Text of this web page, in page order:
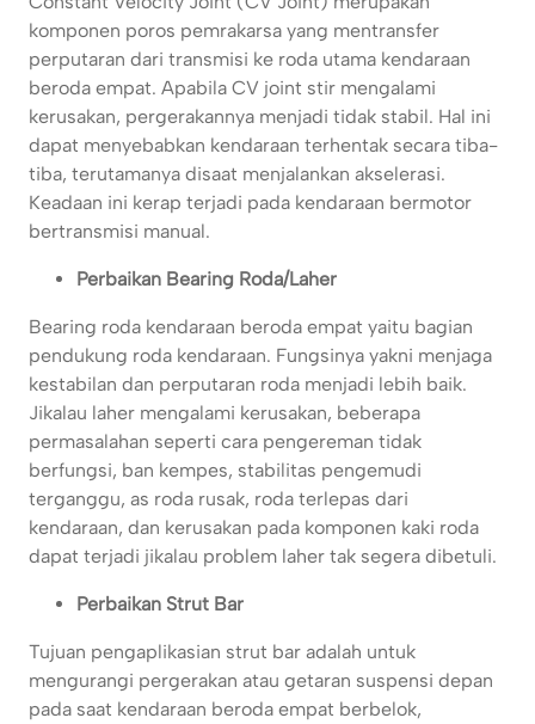
komponen poros pemrakarsa yang mentransfer
perputaran dari transmisi ke roda utama kendaraan
beroda empat. Apabila CV joint stir mengalami
kerusakan, pergerakannya menjadi tidak stabil. Hal ini
dapat menyebabkan kendaraan terhentak secara tiba-
tiba, terutamanya disaat menjalankan akselerasi.
Keadaan ini kerap terjadi pada kendaraan bermotor
bertransmisi manual.
Perbaikan Bearing Roda/Laher
Bearing roda kendaraan beroda empat yaitu bagian
pendukung roda kendaraan. Fungsinya yakni menjaga
kestabilan dan perputaran roda menjadi lebih baik.
Jikalau laher mengalami kerusakan, beberapa
permasalahan seperti cara pengereman tidak
berfungsi, ban kempes, stabilitas pengemudi
terganggu, as roda rusak, roda terlepas dari
kendaraan, dan kerusakan pada komponen kaki roda
dapat terjadi jikalau problem laher tak segera dibetuli.
Perbaikan Strut Bar
Tujuan pengaplikasian strut bar adalah untuk
mengurangi pergerakan atau getaran suspensi depan
pada saat kendaraan beroda empat berbelok,